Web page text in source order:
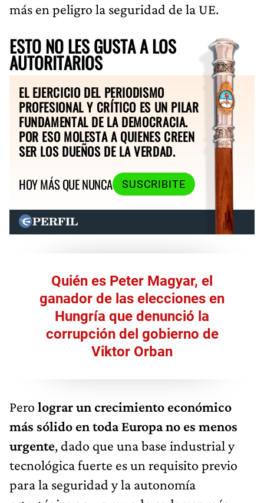
más en peligro la seguridad de la UE.
ESTO NO LES GUSTA A LOS
AUTORITARIOS
EL EJERCICIO DEL PERIODISMO
PROFESIONAL Y CRÍTICO ES UN PILAR
FUNDAMENTAL DE LA DEMOCRACIA.
POR ESO MOLESTA A QUIENES CREEN
SER LOS DUEÑOS DE LA VERDAD.
HOY MÁS QUE NUNCA
SUSCRIBITE
Quién es Peter Magyar, el
ganador de las elecciones en
Hungría que denunció la
corrupción del gobierno de
Viktor Orban
Pero lograr un crecimiento económico
más sólido en toda Europa no es menos
urgente, dado que una base industrial y
tecnológica fuerte es un requisito previo
para la seguridad y la autonomía